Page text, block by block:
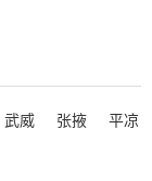
武威 张掖
平凉